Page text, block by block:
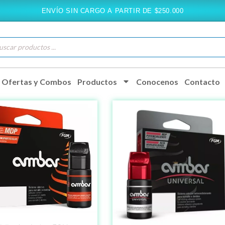
ENVÍO SIN CARGO A PARTIR DE $250.000
Ofertas y Combos Productos Conocenos Contacto